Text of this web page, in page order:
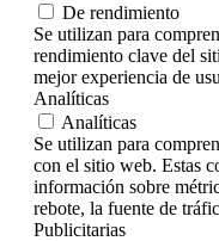
De rendimiento
Se utilizan para
rendimiento clave del
mejor experiencia de
Analíticas
Analíticas
Se utilizan para
con el sitio web. Estas
información sobre
rebote, la fuente de
Publicitarias